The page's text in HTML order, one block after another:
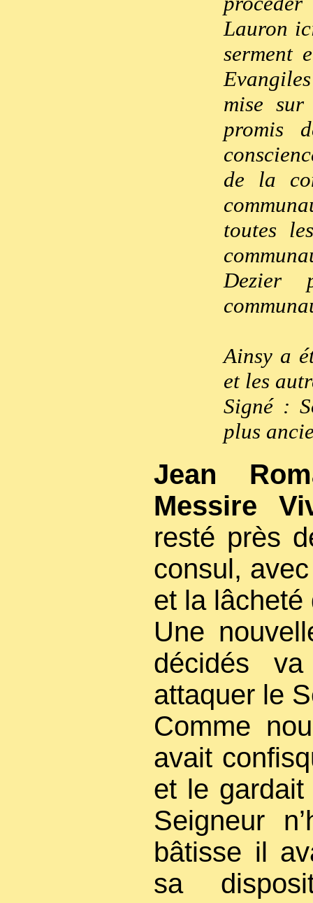
Lauron
serment
mise
promis
de la
toutes
Dezier
Ainsy a
et les
Signé :
plus
Jean
Messire
resté près
consul,
et la lâcheté
Une
décidés
attaquer le
Comme
avait
et le
Seigneur
bâtisse il
sa